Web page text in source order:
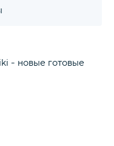
- новые готовые